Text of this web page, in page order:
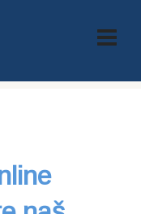
ONLINE UPITNIK I
PARTNER